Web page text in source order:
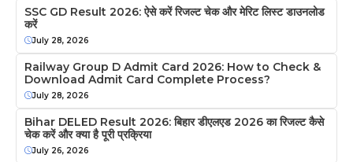
SSC GD Result 2026: ऐसे करें रिजल्ट चेक और मेरिट लिस्ट डाउनलोड
करें
July 28, 2026
Railway Group D Admit Card 2026: How to Check &
Download Admit Card Complete Process?
July 28, 2026
Bihar DELED Result 2026: बिहार डीएलएड 2026 का रिजल्ट कैसे
चेक करें और क्या है पूरी प्रक्रिया
July 26, 2026